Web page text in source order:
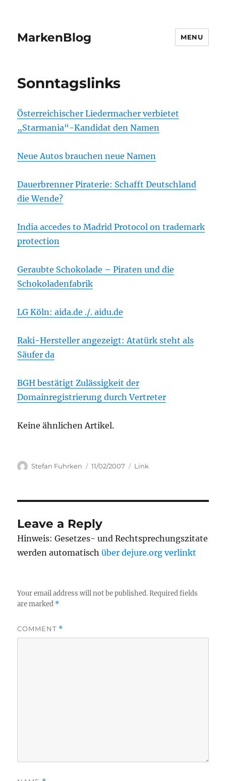
MarkenBlog MENU
Sonntagslinks
Österreichischer Liedermacher verbietet
„Starmania“-Kandidat den Namen
Neue Autos brauchen neue Namen
Dauerbrenner Piraterie: Schafft Deutschland
die Wende?
India accedes to Madrid Protocol on trademark
protection
Geraubte Schokolade – Piraten und die
Schokoladenfabrik
LG Köln: aida.de ./. aidu.de
Raki-Hersteller angezeigt: Atatürk steht als
Säufer da
BGH bestätigt Zulässigkeit der
Domainregistrierung durch Vertreter
Keine ähnlichen Artikel.
Author
Stefan Fuhrken
Posted
11/02/2007 Categories
Link
Leave a Reply
Hinweis: Gesetzes- und Rechtsprechungszitate
werden automatischüber dejure.org verlinkt
Your email address will not be published. Required fields
are marked *
COMMENT *